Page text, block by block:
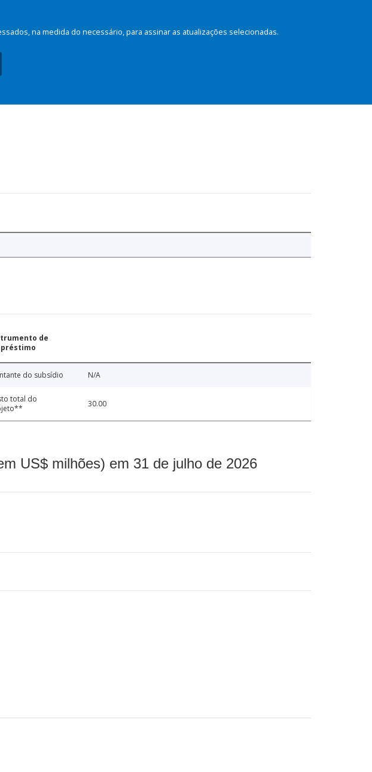
na medida do necessário, para assinar as atualizações selecionadas.
de
do subsídio N/A
total do
30.00
US$ milhões) em 31 de julho de 2026